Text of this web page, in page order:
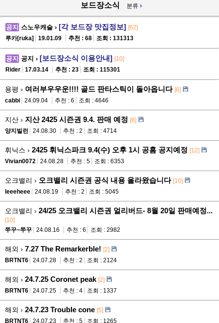
보드장소식 분류
공지 스노우캐슬 › [각 보드장 맛집정보] [62]
루카[ruka]
19.01.09 추천 : 68 조회 : 131313
공지 공지 › [보드장소식 이용안내] [10]
Rider
17.03.14 추천 : 23 조회 : 115301
용평 › 여러부우우운!!!! 골드 판타스틱이 돌아옵니다 [6]
cabbi
24.09.04 추천 : 6 조회 : 4646
지산 › 지산 2425 시즌권 9.4. 판매 예정 [6]
양지빌런
24.08.30 추천 : 2 조회 : 4714
휘닉스 › 2425 휘닉스파크 9.4(수) 오후 1시 공홈 공지예정 [12]
Vivian0072
24.08.28 추천 : 5 조회 : 6353
오크밸리 › 오크밸리 시즌권 공식 내용 올라왔습니다 [10]
leeeheee
24.08.19 추천 : 2 조회 : 5045
오크밸리 › 24/25 오크밸리 시즌권 얼리버드- 8월 20일 판매예정...
[10]
쭈꾸~쭈꾸
24.08.16 추천 : 6 조회 : 2982
해외 › 7.27 The Remarkerble! [2]
BRTNT6
24.07.28 추천 : 2 조회 : 2124
해외 › 24.7.25 Coronet peak [2]
BRTNT6
24.07.25 추천 : 4 조회 : 1337
해외 › 24.7.23 Trouble cone [5]
BRTNT6
24.07.23 추천 : 5 조회 : 1265